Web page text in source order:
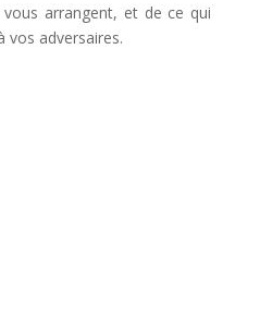
arrangent, et de ce qui
vos adversaires.